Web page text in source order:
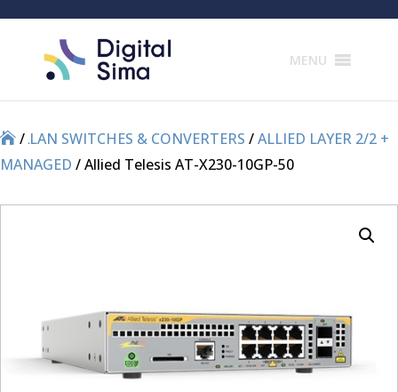
MENU
//LAN SWITCHES & CONVERTERS /ALLIED LAYER 2/2 +
MANAGED / Allied Telesis AT-X230-10GP-50